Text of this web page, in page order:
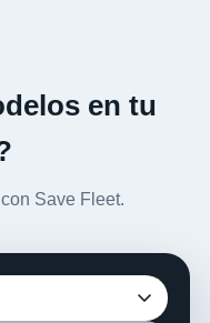
en tu
Save Fleet.